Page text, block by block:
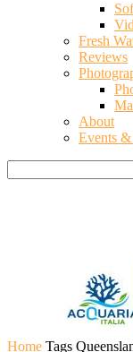
Fresh
Reviews
About
Events &
Home Tags